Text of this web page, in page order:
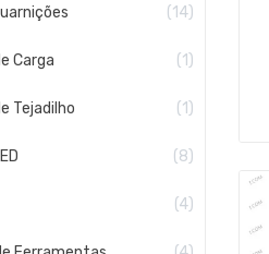
14
Carga 1
Tejadilho 1
8
4